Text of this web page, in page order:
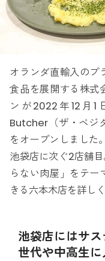
オランダ直輸入のプ
食品を展開する株式
ンが2022年12月
Butcher（ザ・ベジ
をオープンしました
池袋店に次ぐ2店舗
らない肉屋」をテ
きる六本木店を詳し
池袋店にはサ
世代や中高生